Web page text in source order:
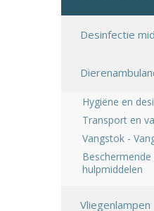
Desinfectie
Hygiëne en
Transport en
Vangstok -
Beschermende
hulpmiddelen
Vliegenlampen